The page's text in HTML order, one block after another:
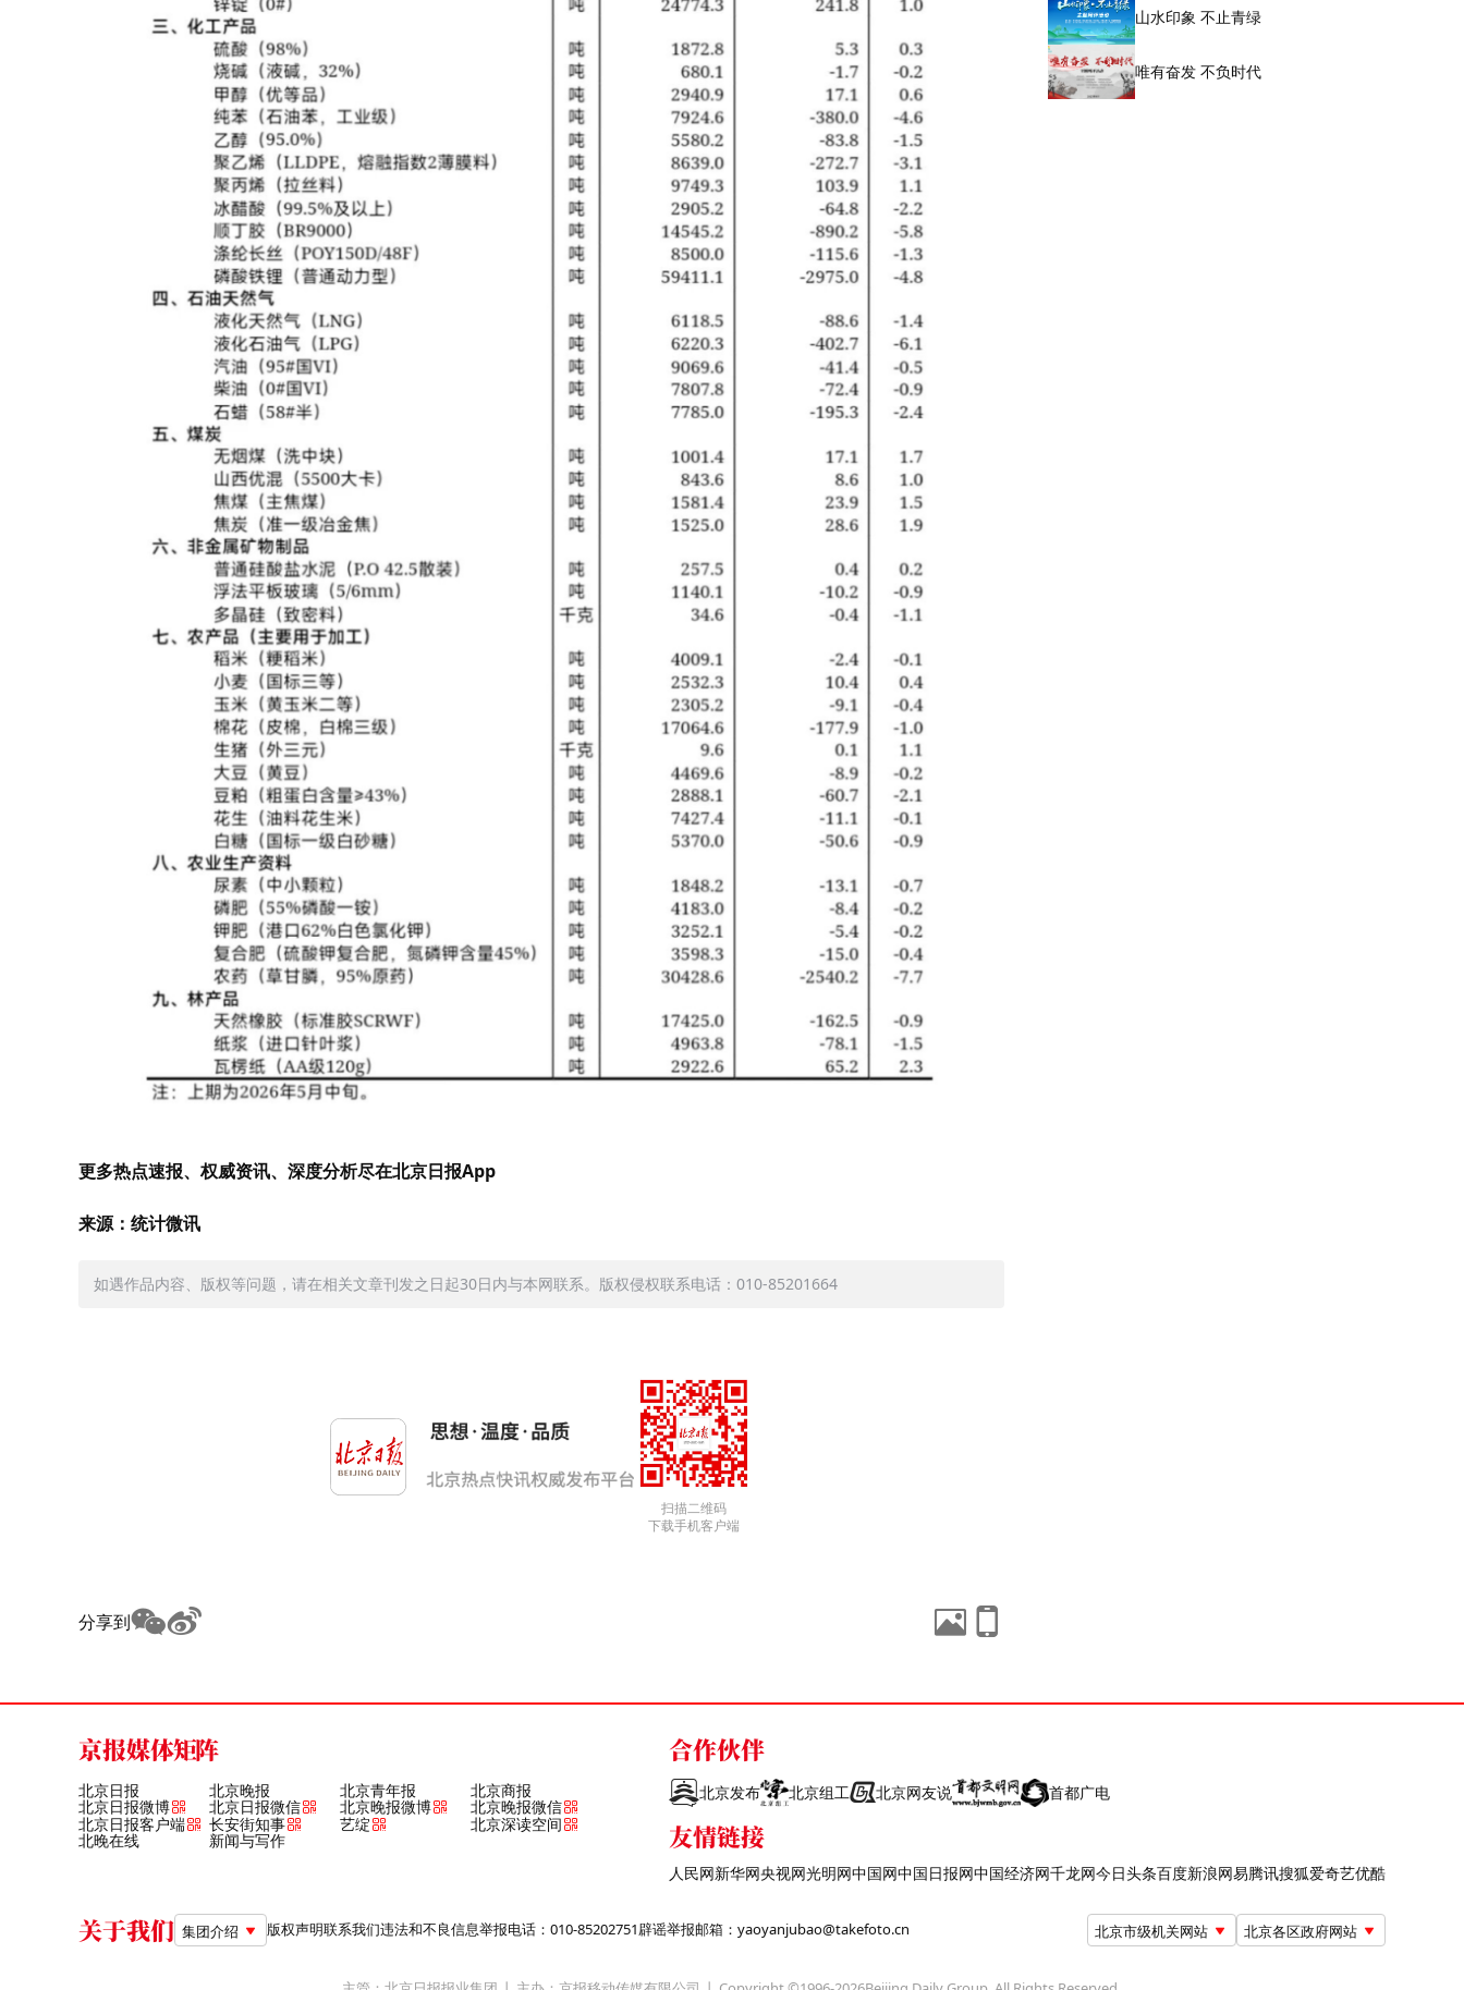
更多热点速报、权威资讯、深度分析尽在北京日报App
来源：统计微讯
如遇作品内容、版权等问题，请在相关文章刊发之日起30日内与本网联系。版权侵权联系电话：010-85201664
扫描二维码
下载手机客户端
分享到
山水印象 不止青绿
唯有奋发 不负时代
京报媒体矩阵
北京日报 北京晚报 北京青年报 北京商报
北京日报微博 北京日报微信 北京晚报微博
北京晚报微信
北京日报客户端
长安街知事 艺绽 北京深读空间
北晚在线 新闻与写作
合作伙伴
北京发布 北京组工 北京网友说 首都广电
友情链接
人民网新华网央视网光明网中国网中国日报网中国经济网千龙网今日头条百度新浪网易腾讯搜狐爱奇艺优酷
关于我们 集团介绍 版权声明联系我们违法和不良信息举报电话：010-85202751辟谣举报邮箱：yaoyanjubao@takefoto.cn 北京市级机关网站 北京各区政府网站